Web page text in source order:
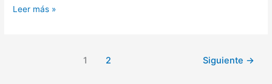
Leer más »
1 2 Siguiente →